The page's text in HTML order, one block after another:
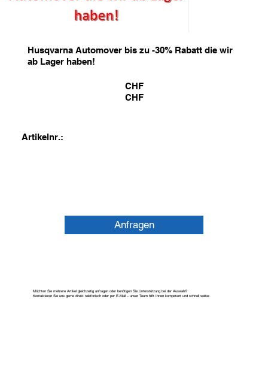
Husqvarna Automover bis zu -30% Rabatt die wir
ab Lager haben!
CHF
CHF
Artikelnr.:
Anfragen
Möchten Sie mehrere Artikel gleichzeitig anfragen oder benötigen Sie Unterstützung bei der Auswahl?
Kontaktieren Sie uns gerne direkt telefonisch oder per E-Mail – unser Team hilft Ihnen kompetent und schnell weiter.